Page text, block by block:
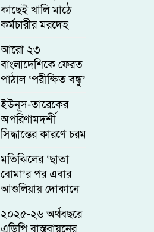
কাছেই খালি মাঠে
কর্মচারীর মরদেহ
আঘাতের চিহ্ন
আরো ২৩
বাংলাদেশিকে ফেরত
পাঠাল ‘পরীক্ষিত বন্ধু’
যুক্তরাষ্ট্র, চলতি বছর
এ পর্যন্ত ফিরলেন ৮৮
জন
ইউনূস-তারেকের
অপরিণামদর্শী
সিদ্ধান্তের কারণে চরম
গ্যাস সংকটে
বাংলাদেশ
মতিঝিলের ‘ছাতা
বোমা’র পর এবার
আশুলিয়ায় দোকানে
রেখে গেল ‘প্রেশার
কুকার বোমা’
২০২৫-২৬ অর্থবছরে